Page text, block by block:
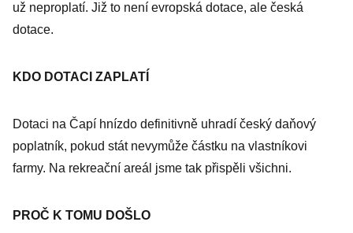
už neproplatí. Již to není evropská dotace, ale česká
dotace.
KDO DOTACI ZAPLATÍ
Dotaci na Čapí hnízdo definitivně uhradí český daňový
poplatník, pokud stát nevymůže částku na vlastníkovi
farmy. Na rekreační areál jsme tak přispěli všichni.
PROČ K TOMU DOŠLO